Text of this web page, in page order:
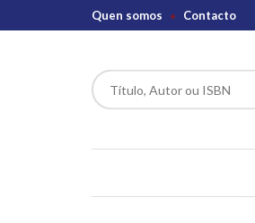
Quen somos Contacto